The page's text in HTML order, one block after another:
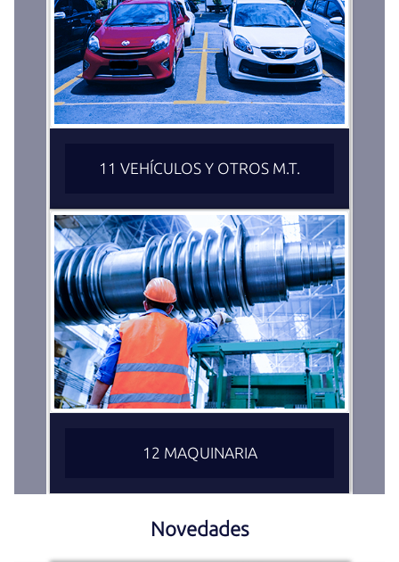
11 VEHÍCULOS Y OTROS M.T.
12 MAQUINARIA
Novedades